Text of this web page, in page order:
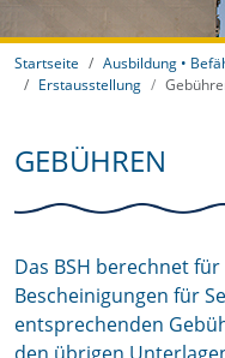
Startseite Ausbildung •
Erstausstellung
GEBÜHREN
Das BSH berechnet
Bescheinigungen für
entsprechenden